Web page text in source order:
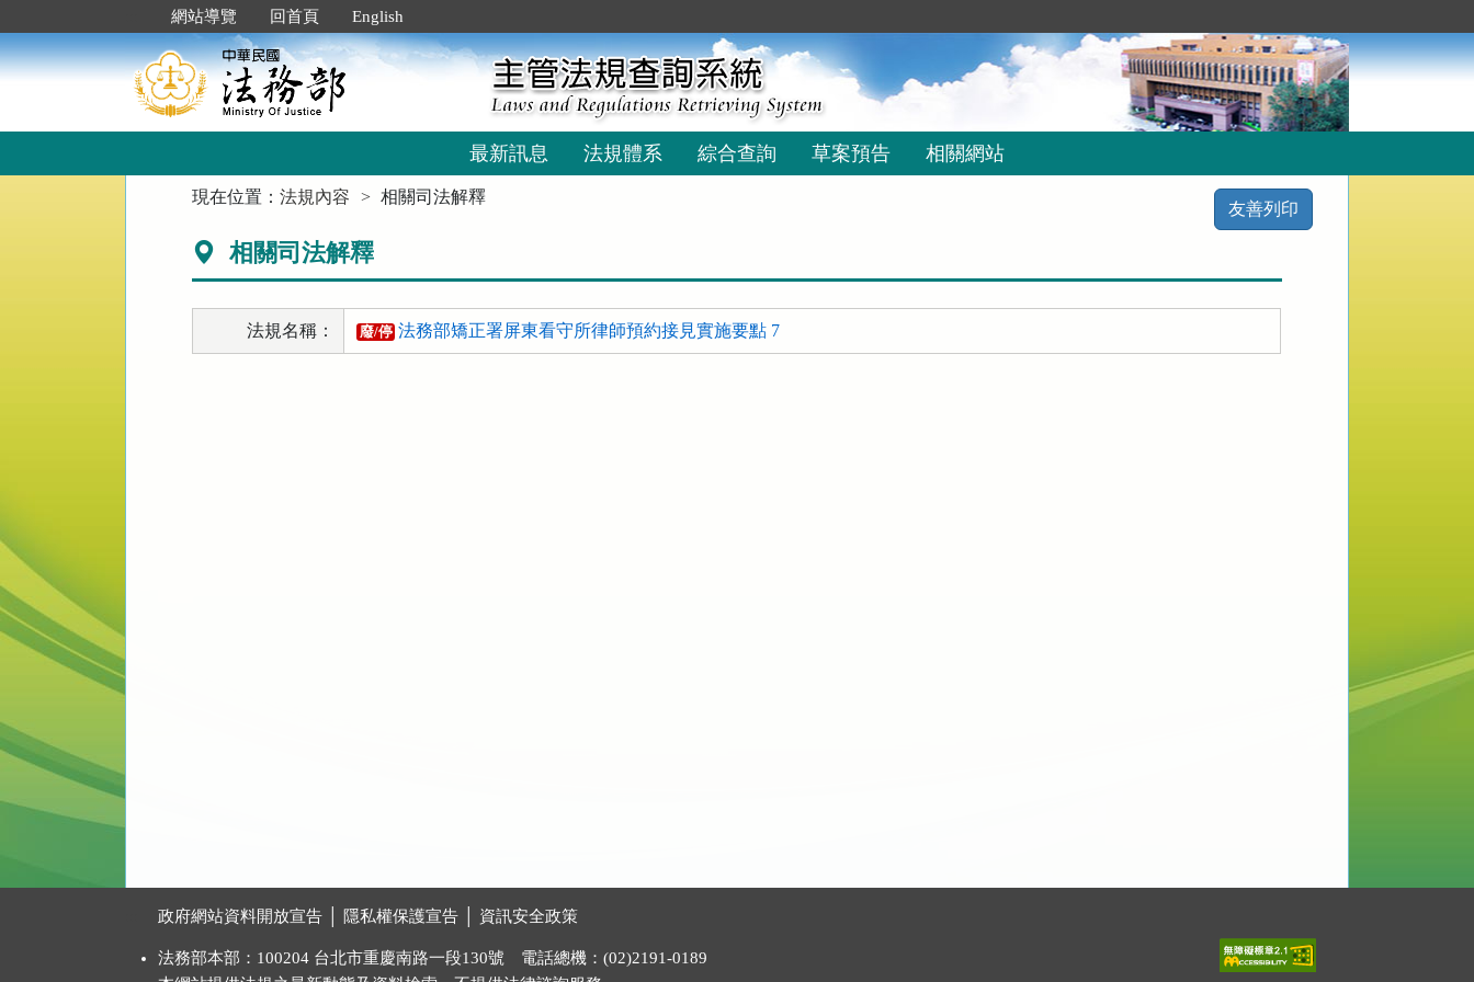
到
主
要
網站導覽 回首頁 English
最新訊息 法規體系 綜合查詢 草案預告 相關網站
現在位置：法規內容 相關司法解釋
友善列印
相關司法解釋
法規名稱： 廢/停 法務部矯正署屏東看守所律師預約接見實施要點 7
政府網站資料開放宣告 隱私權保護宣告 資訊安全政策
法務部本部：100204 台北市重慶南路一段130號 電話總機：(02)2191-0189